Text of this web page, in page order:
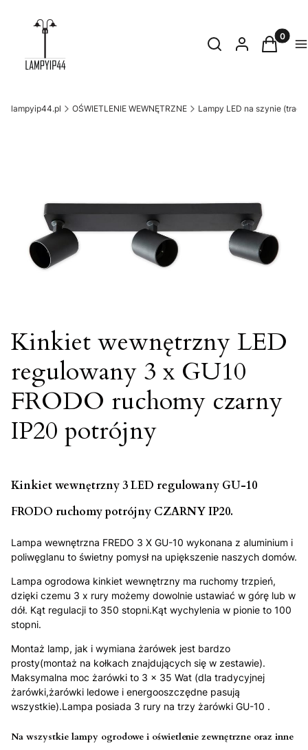
Otwórz
SzukajZaloguj sięKoszyk
lampyip44.pl OŚWIETLENIE WEWNĘTRZNE Lampy LED na szynie
Kinkiet wewnętrzny LED
regulowany 3 x GU10
FRODO ruchomy czarny
IP20 potrójny
Kinkiet wewnętrzny 3 LED regulowany GU-10
FRODO ruchomy potrójny CZARNY IP20.
Lampa wewnętrzna FREDO 3 X GU-10 wykonana z aluminium i
poliwęglanu to świetny pomysł na upiększenie naszych domów.
Lampa ogrodowa kinkiet wewnętrzny ma ruchomy trzpień,
dzięki czemu 3 x rury możemy dowolnie ustawiać w górę lub w
dół. Kąt regulacji to 350 stopni.Kąt wychylenia w pionie to 100
stopni.
Montaż lamp, jak i wymiana żarówek jest bardzo
prosty(montaż na kołkach znajdujących się w zestawie).
Maksymalna moc żarówki to 3 x 35 Wat (dla tradycyjnej
żarówki,żarówki ledowe i energooszczędne pasują
wszystkie).Lampa posiada 3 rury na trzy żarówki GU-10 .
Na wszystkie lampy ogrodowe i oświetlenie zewnętrzne oraz inne